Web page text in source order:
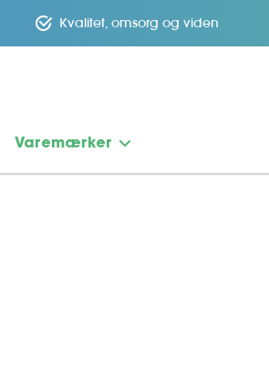
Kvalitet, omsorg og viden
Varemærker